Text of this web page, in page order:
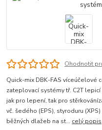
Ohodnotit
Quick-mix DBK-FAS
zateplovací systémy tř. C2T
jak pro lepení, tak pro
vč. šedého (EPS), styroduru
běžných dlažeb na st... celý popis